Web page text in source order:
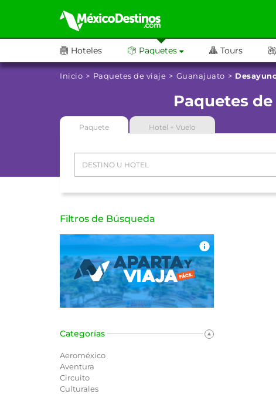
Hoteles Paquetes Tours
Inicio Paquetes de viaje Guanajuato
Paquetes
Paquete Hotel + Vuelo
Filtros de Búsqueda
Categorías
Aeroméxico
Aventura
Circuito
Culturales